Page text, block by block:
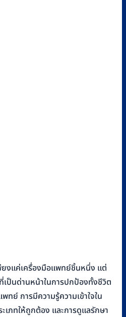
ยงแค่เครื่องมือแพทย์ชิ้นหนึ่ง แต่
ป็นด่านหน้าในการปกป้องทั้งชีวิต
ทย์ การมีความรู้ความเข้าใจใน
เภทให้ถูกต้อง และการดูแลรักษา